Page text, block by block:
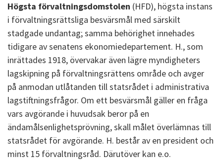
Högsta förvaltningsdomstolen (HFD), högsta instans
i förvaltningsrättsliga besvärsmål med särskilt
stadgade undantag; samma behörighet innehades
tidigare av senatens ekonomiedepartement. H., som
inrättades 1918, övervakar även lägre myndigheters
lagskipning på förvaltningsrättens område och avger
på anmodan utlåtanden till statsrådet i administrativa
lagstiftningsfrågor. Om ett besvärsmål gäller en fråga
vars avgörande i huvudsak beror på en
ändamålsenlighetsprövning, skall målet överlämnas till
statsrådet för avgörande. H. består av en president och
minst 15 förvaltningsråd. Därutöver kan e.o.